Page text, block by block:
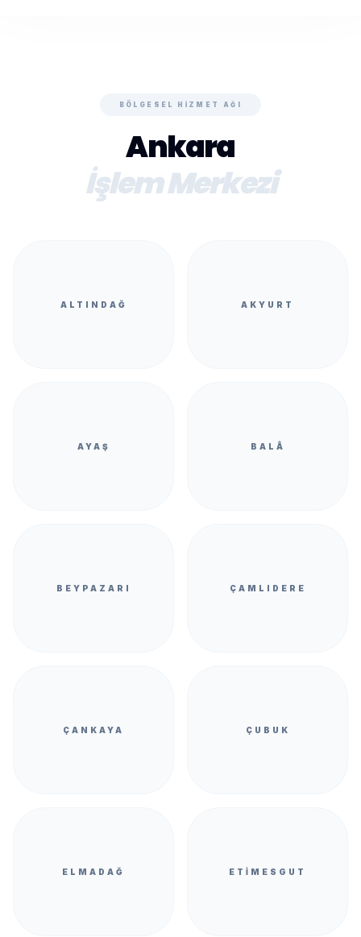
BÖLGESEL HIZMET AĞI
Ankara
İşlem Merkezi
ALTINDAĞ AKYURT
AYAŞ BALÂ
BEYPAZARI ÇAMLIDERE
ÇANKAYA ÇUBUK
ELMADAĞ ETIMESGUT